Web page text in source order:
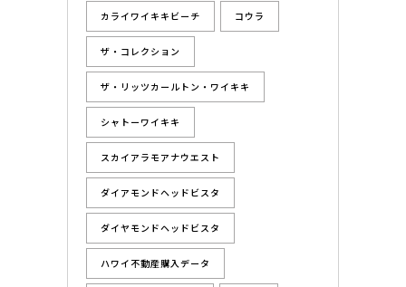
カライワイキキビーチ コウラ
ザ・コレクション
ザ・リッツカールトン・ワイキキ
シャトーワイキキ
スカイアラモアナウエスト
ダイアモンドヘッドビスタ
ダイヤモンドヘッドビスタ
ハワイ不動産購入データ